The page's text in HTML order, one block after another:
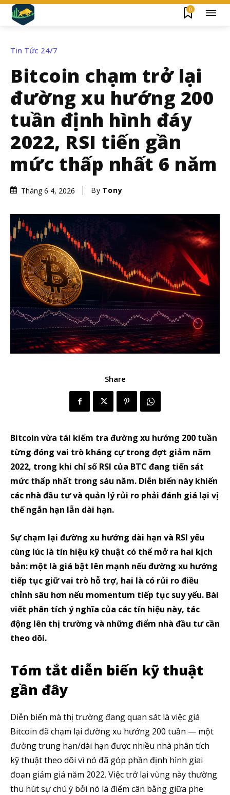
0
Tin Tức 24/7
Bitcoin chạm trở lại
đường xu hướng 200
tuần định hình đáy
2022, RSI tiến gần
mức thấp nhất 6 năm
Tháng 6 4, 2026 By Tony
Share
Bitcoin vừa tái kiểm tra đường xu hướng 200 tuần
từng đóng vai trò kháng cự trong đợt giảm năm
2022, trong khi chỉ số RSI của BTC đang tiến sát
mức thấp nhất trong sáu năm. Diễn biến này khiến
các nhà đầu tư và quản lý rủi ro phải đánh giá lại vị
thế ngắn hạn lẫn dài hạn.
Sự chạm lại đường xu hướng dài hạn và RSI yếu
cùng lúc là tín hiệu kỹ thuật có thể mở ra hai kịch
bản: một là giá bật lên mạnh nếu đường xu hướng
tiếp tục giữ vai trò hỗ trợ, hai là có rủi ro điều
chỉnh sâu hơn nếu momentum tiếp tục suy yếu. Bài
viết phân tích ý nghĩa của các tín hiệu này, tác
động lên thị trường và những điểm nhà đầu tư cần
theo dõi.
Tóm tắt diễn biến kỹ thuật
gần đây
Diễn biến mà thị trường đang quan sát là việc giá
Bitcoin đã chạm lại đường xu hướng 200 tuần — một
đường trung hạn/dài hạn được nhiều nhà phân tích
kỹ thuật theo dõi vì nó đã góp phần định hình giai
đoạn giảm giá năm 2022. Việc trở lại vùng này thường
thu hút sự chú ý bởi nó là điểm cân bằng giữa phe